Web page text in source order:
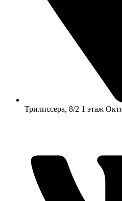
​Трилиссера, 8/2​ 1 этаж​